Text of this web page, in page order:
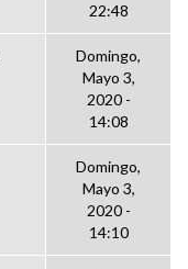
22:48
Domingo,
Mayo 3,
2020 -
14:08
Domingo,
Mayo 3,
2020 -
14:10